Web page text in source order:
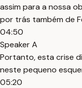
assim para a nossa
por trás também de
04:50
Speaker A
Portanto, esta crise
neste pequeno
05:20